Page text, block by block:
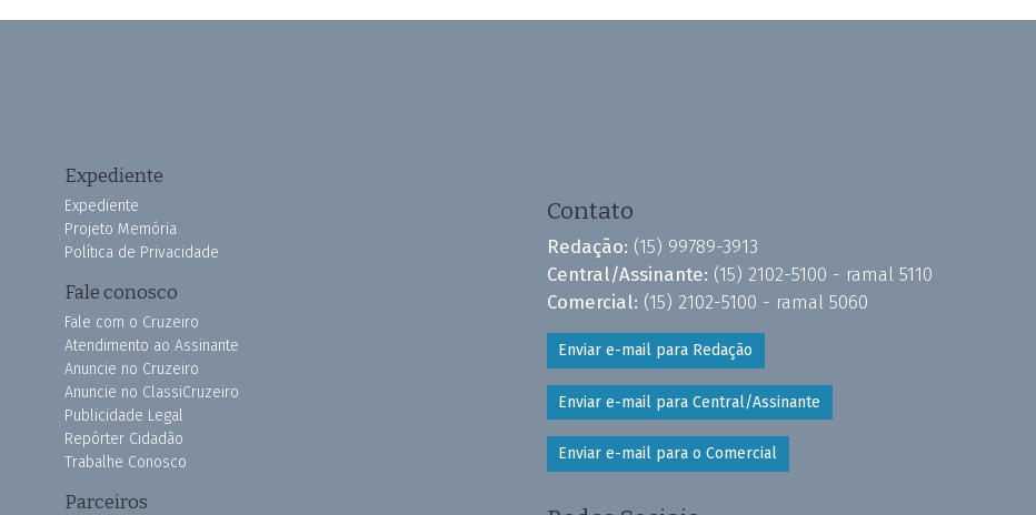
Expediente
Expediente
Projeto Memória
Política de Privacidade
Fale conosco
Fale com o Cruzeiro
Atendimento ao Assinante
Anuncie no Cruzeiro
Anuncie no ClassiCruzeiro
Publicidade Legal
Repórter Cidadão
Trabalhe Conosco
Parceiros
Contato
Redação: (15) 99789-3913
Central/Assinante: (15) 2102-5100 - ramal 5110
Comercial: (15) 2102-5100 - ramal 5060
Enviar e-mail para Redação
Enviar e-mail para Central/Assinante
Enviar e-mail para o Comercial